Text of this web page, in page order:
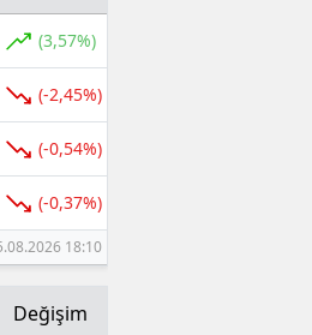
(3,57%)
(-2,45%)
(-0,54%)
(-0,37%)
18:10
Değişim